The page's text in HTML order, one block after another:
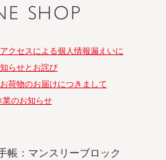
SHOP
クセスによる個人情報漏えいに
らせとお詫び
荷物のお届けにつきまして
業のお知らせ
帳：マンスリーブロック